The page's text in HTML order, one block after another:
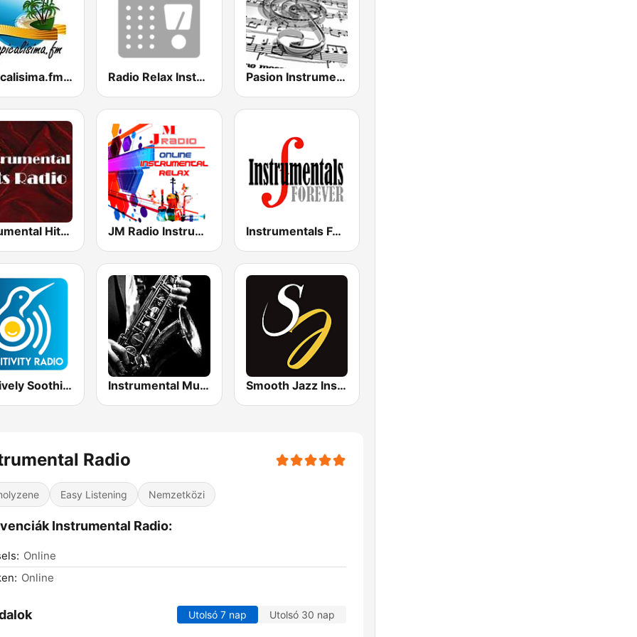
Tropicalisima.fm Instrumental Radio Relax Instrumental Pasion Instrumental
Instrumental Hits Radio JM Radio Instrumental Relax Instrumentals Forever
Positively Soothing Instrumental Instrumental Music Radio | Easy Listening 24/7 Smooth Jazz Instrumental
Radio
Easy Listening Nemzetközi
Instrumental Radio:
Online
Online
Utolsó 7 nap Utolsó 30 nap